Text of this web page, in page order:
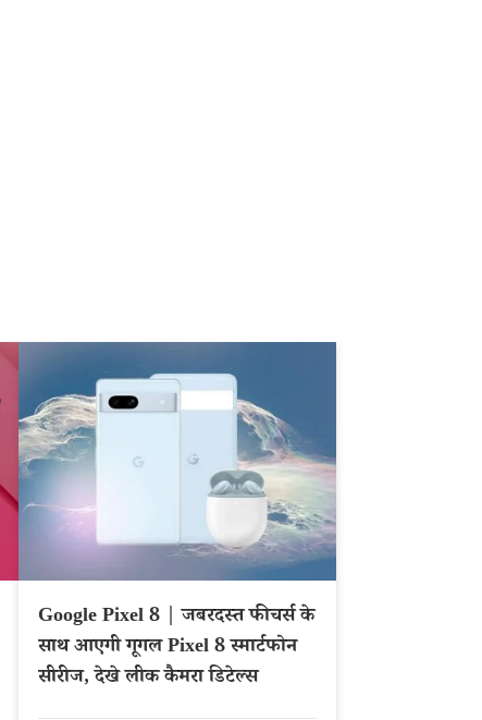
Google Pixel 8 | जबरदस्त फीचर्स के
साथ आएगी गूगल Pixel 8 स्मार्टफोन
सीरीज, देखे लीक कैमरा डिटेल्स